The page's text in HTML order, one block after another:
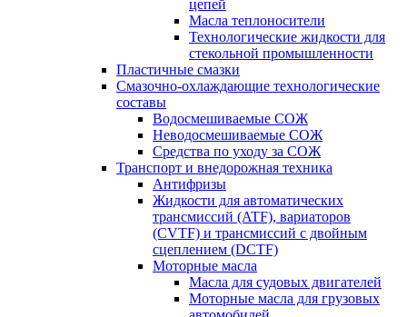
цепей
Масла теплоносители
Технологические жидкости для
стекольной промышленности
Пластичные смазки
Смазочно-охлаждающие технологические
составы
Водосмешиваемые СОЖ
Неводосмешиваемые СОЖ
Средства по уходу за СОЖ
Транспорт и внедорожная техника
Антифризы
Жидкости для автоматических
трансмиссий (ATF), вариаторов
(CVTF) и трансмиссий с двойным
сцеплением (DCTF)
Моторные масла
Масла для судовых двигателей
Моторные масла для грузовых